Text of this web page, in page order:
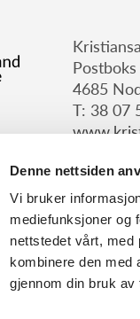
Denne nettsiden
Vi bruker
mediefunksjoner og
nettstedet vårt, med
kombinere den med
gjennom din bruk av
4685
T: 38 07
| All rights reserved.
Monoform